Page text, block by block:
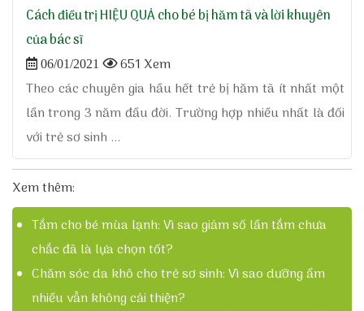
Tạp chí Diệp An Nhi
Tin tức
Điểm mua hàng
Cách điều trị HIỆU QUẢ cho bé bị hăm tã và lời khuyên
của bác sĩ
06/01/2021
651 Xem
Theo các chuyên gia hầu hết trẻ bị hăm tã ít nhất một
lần trong 3 năm đầu đời. Trường hợp nhiều nhất là đối
với trẻ sơ sinh ...
Xem thêm:
Tắm cho bé mùa lạnh: Vì sao giảm số lần tắm chưa
chắc đã là lựa chọn tốt?
Chăm sóc da khô cho trẻ sơ sinh: Vì sao dưỡng ẩm
nhiều vẫn không cải thiện?